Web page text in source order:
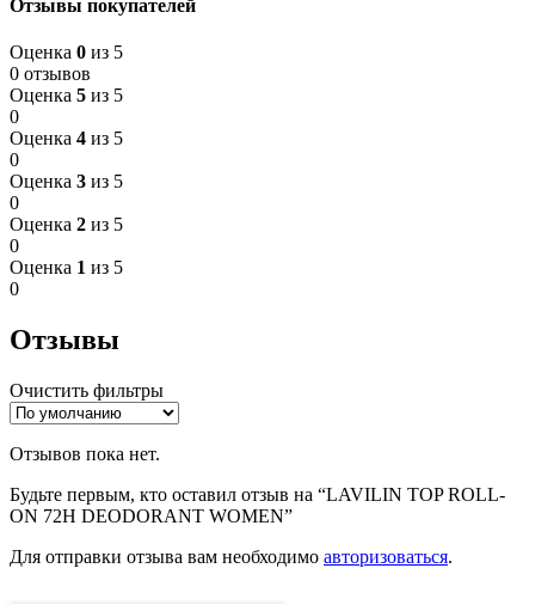
Отзывы покупателей
Оценка 0 из 5
0 отзывов
Оценка 5 из 5
0
Оценка 4 из 5
0
Оценка 3 из 5
0
Оценка 2 из 5
0
Оценка 1 из 5
0
Отзывы
Очистить фильтры
Отзывов пока нет.
Будьте первым, кто оставил отзыв на “LAVILIN TOP ROLL-
ON 72H DEODORANT WOMEN”
Для отправки отзыва вам необходимо авторизоваться.